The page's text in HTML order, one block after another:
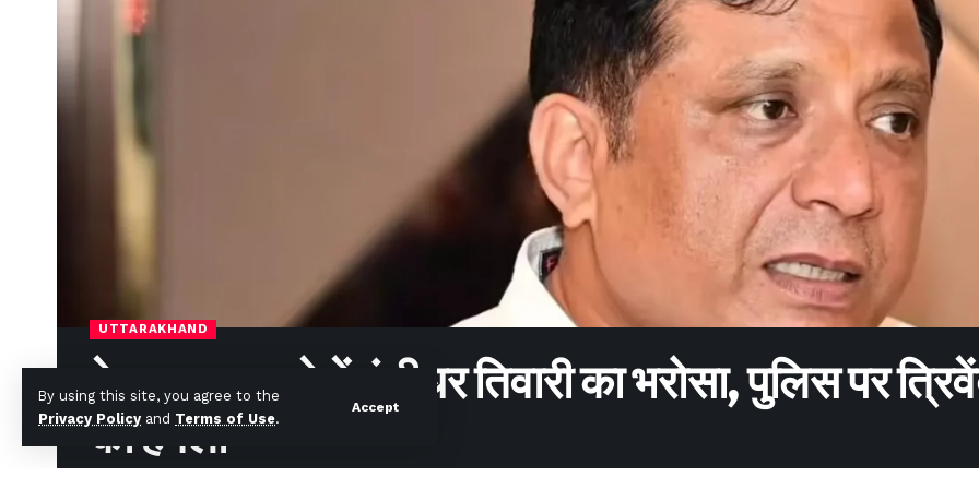
By using this site, you agree to the
Privacy Policy and Terms of Use.
Accept
UTTARAKHAND
हेम भट्ट मामले में बंशीधर तिवारी का भरोसा, पुलिस पर
का हमला